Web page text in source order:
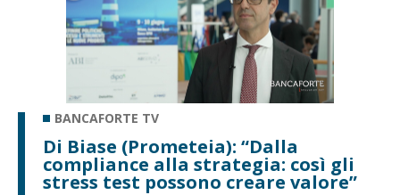
BANCAFORTE TV
Di Biase (Prometeia): “Dalla
compliance alla strategia: così gli
stress test possono creare valore”